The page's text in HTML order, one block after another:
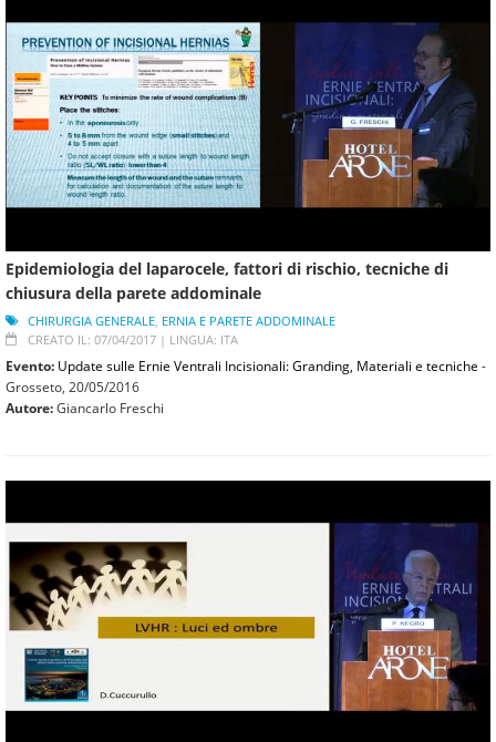
Epidemiologia del laparocele, fattori di rischio, tecniche di
chiusura della parete addominale
CHIRURGIA GENERALE ERNIA E PARETE ADDOMINALE
CREATO IL: 07/04/2017 | LINGUA: ITA
Evento: Update sulle Ernie Ventrali Incisionali: Granding, Materiali e tecniche -
Grosseto, 20/05/2016
Autore:Giancarlo Freschi